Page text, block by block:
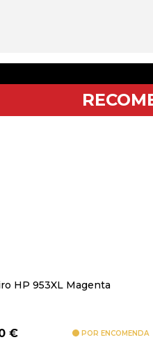
HP 953XL Magenta
€ POR ENCOMENDA